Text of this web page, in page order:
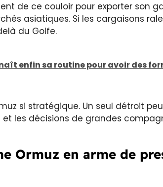
de ce couloir pour exporter son
asiatiques. Si les cargaisons
du Golfe.
enfin sa routine pour avoir des
si stratégique. Un seul détroit
les décisions de grandes
Ormuz en arme de